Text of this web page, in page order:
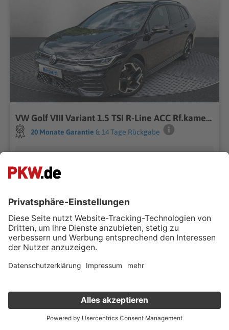
VW Golf VIII Variant 1.5 TSI R-Line ACC Rf.kamera
20 Monate Garantie & 14 Tage Rückgabe
70437 Stuttgart
39.900 km
Schaltgetriebe
04/2025
Benzin
Kombi
Superpreis
MwSt. ausweisbar
Verkauf deinen Gebrauchten online